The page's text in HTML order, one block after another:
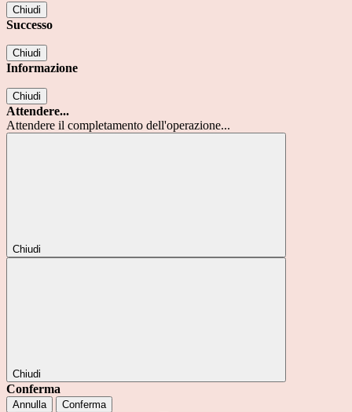
Chiudi
Successo
Chiudi
Informazione
Chiudi
Attendere...
Attendere il completamento dell'operazione...
Chiudi
Chiudi
Conferma
Annulla Conferma